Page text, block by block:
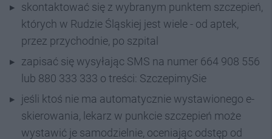
skontaktować się z wybranym punktem szczepień,
których w Rudzie Śląskiej jest wiele - od aptek,
przez przychodnie, po szpital
zapisać się wysyłając SMS na numer 664 908 556
lub 880 333 333 o treści: SzczepimySie
jeśli ktoś nie ma automatycznie wystawionego e-
skierowania, lekarz w punkcie szczepień może
wystawić je samodzielnie, oceniając odstęp od